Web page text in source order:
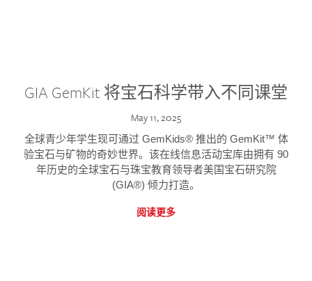
GIA GemKit 将宝石科学带入不同课堂
May 11, 2025
全球青少年学生现可通过 GemKids® 推出的 GemKit™ 体
验宝石与矿物的奇妙世界。该在线信息活动宝库由拥有 90
年历史的全球宝石与珠宝教育领导者美国宝石研究院
(GIA®) 倾力打造。
阅读更多